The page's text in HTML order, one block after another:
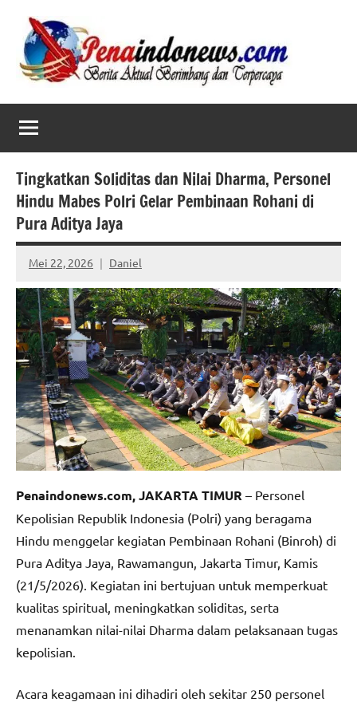
content
Tingkatkan Soliditas dan Nilai Dharma, Personel
Hindu Mabes Polri Gelar Pembinaan Rohani di
Pura Aditya Jaya
Mei 22, 2026 Daniel
No
comments
Penaindonews.com, JAKARTA TIMUR – Personel
Kepolisian Republik Indonesia (Polri) yang beragama
Hindu menggelar kegiatan Pembinaan Rohani (Binroh) di
Pura Aditya Jaya, Rawamangun, Jakarta Timur, Kamis
(21/5/2026). Kegiatan ini bertujuan untuk memperkuat
kualitas spiritual, meningkatkan soliditas, serta
menanamkan nilai-nilai Dharma dalam pelaksanaan tugas
kepolisian.
Acara keagamaan ini dihadiri oleh sekitar 250 personel